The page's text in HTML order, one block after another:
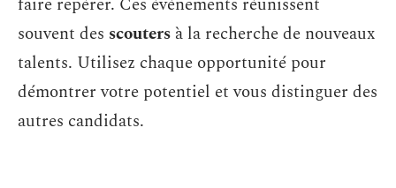
souvent des scouters à la recherche de nouveaux
talents. Utilisez chaque opportunité pour
démontrer votre potentiel et vous distinguer des
autres candidats.